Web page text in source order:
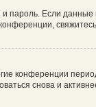
пароль. Если
конференции
снова и активнее